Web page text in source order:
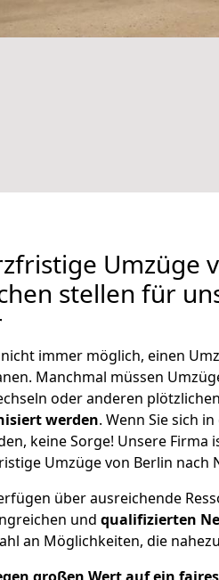
Umzüge
stellen für
nicht immer möglich, einen
Manchmal müssen
oder anderen plötzlichen
werden. Wenn Sie sich
keine Sorge! Unsere Firma
Umzüge von Berlin nach
über ausreichende
und qualifizierten
an Möglichkeiten, die